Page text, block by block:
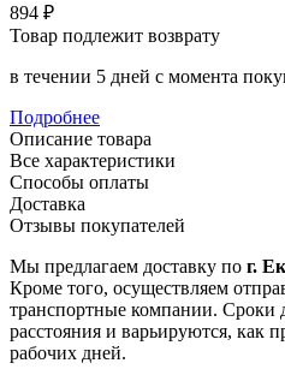
894 ₽
Товар подлежит возврату
в течении 5 дней с момента
Подробнее
Описание товара
Все характеристики
Способы оплаты
Доставка
Отзывы покупателей
Мы предлагаем доставку по г.
Кроме того, осуществляем
транспортные компании. Сроки
расстояния и варьируются, как
рабочих дней.